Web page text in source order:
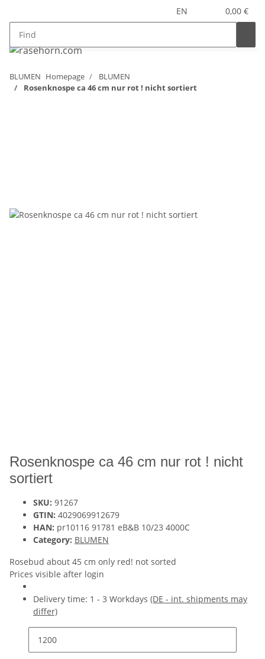
EN 0,00 €
BLUMEN Homepage
BLUMEN
Rosenknospe ca 46 cm nur rot ! nicht sortiert
Rosenknospe ca 46 cm nur rot ! nicht
sortiert
SKU: 91267
GTIN: 4029069912679
HAN: pr10116 91781 eB&B 10/23 4000C
Category: BLUMEN
Rosebud about 45 cm only red! not sorted
Prices visible after login
Delivery time: 1 - 3 Workdays (DE - int. shipments may
differ)